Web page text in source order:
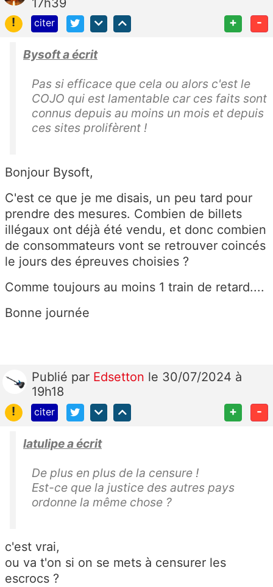
!
citer + -
Bysoft a écrit
Pas si efficace que cela ou alors c'est le
COJO qui est lamentable car ces faits sont
connus depuis au moins un mois et depuis
ces sites prolifèrent !
Bonjour Bysoft,
C'est ce que je me disais, un peu tard pour
prendre des mesures. Combien de billets
illégaux ont déjà été vendu, et donc combien
de consommateurs vont se retrouver coincés
le jours des épreuves choisies ?
Comme toujours au moins 1 train de retard....
Bonne journée
Publié par Edsetton le 30/07/2024 à
19h18
!
citer + -
latulipe a écrit
De plus en plus de la censure !
Est-ce que la justice des autres pays
ordonne la même chose ?
c'est vrai,
ou va t'on si on se mets à censurer les
escrocs ?